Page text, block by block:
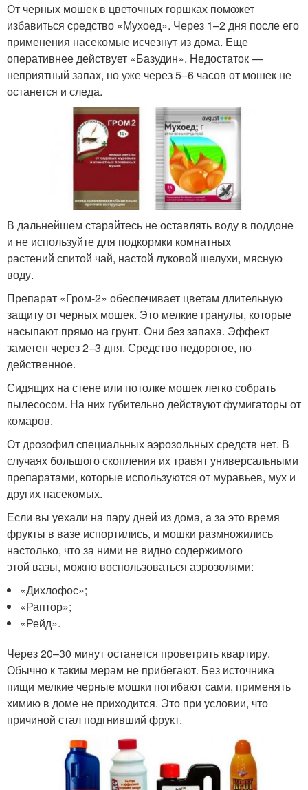
От черных мошек в цветочных горшках поможет
избавиться средство «Мухоед». Через 1–2 дня после его
применения насекомые исчезнут из дома. Еще
оперативнее действует «Базудин». Недостаток —
неприятный запах, но уже через 5–6 часов от мошек не
останется и следа.
В дальнейшем старайтесь не оставлять воду в поддоне
и не используйте для подкормки комнатных
растений спитой чай, настой луковой шелухи, мясную
воду.
Препарат «Гром-2» обеспечивает цветам длительную
защиту от черных мошек. Это мелкие гранулы, которые
насыпают прямо на грунт. Они без запаха. Эффект
заметен через 2–3 дня. Средство недорогое, но
действенное.
Сидящих на стене или потолке мошек легко собрать
пылесосом. На них губительно действуют фумигаторы от
комаров.
От дрозофил специальных аэрозольных средств нет. В
случаях большого скопления их травят универсальными
препаратами, которые используются от муравьев, мух и
других насекомых.
Если вы уехали на пару дней из дома, а за это время
фрукты в вазе испортились, и мошки размножились
настолько, что за ними не видно содержимого
этой вазы, можно воспользоваться аэрозолями:
«Дихлофос»;
«Раптор»;
«Рейд».
Через 20–30 минут останется проветрить квартиру.
Обычно к таким мерам не прибегают. Без источника
пищи мелкие черные мошки погибают сами, применять
химию в доме не приходится. Это при условии, что
причиной стал подгнивший фрукт.